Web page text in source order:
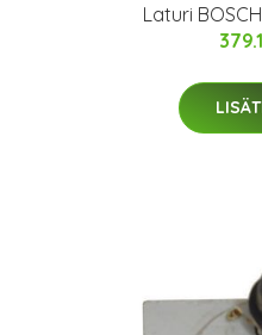
Laturi